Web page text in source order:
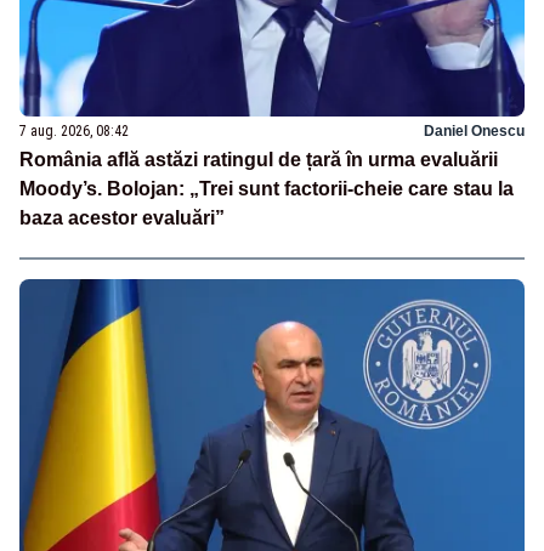
7 aug. 2026, 08:42 Daniel Onescu
România află astăzi ratingul de țară în urma evaluării
Moody’s. Bolojan: „Trei sunt factorii-cheie care stau la
baza acestor evaluări”